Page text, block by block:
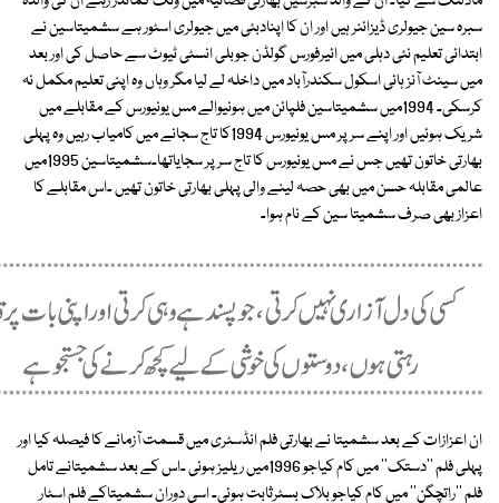
سبرہ سین جیولری ڈیزائنر ہیں اور ان کا اپنادبئی میں جیولری اسٹور ہے سشمیتاسین نے
ابتدائی تعلیم نئی دہلی میں ائیرفورس گولڈن جوبلی انسٹی ٹیوٹ سے حاصل کی اور بعد
میں سینٹ آنز ہائی اسکول سکندرآباد میں داخلہ لے لیا مگر وہاں وہ اپنی تعلیم مکمل نہ
کرسکی۔ 1994میں سشمیتاسین فلپائن میں ہونیوالے مس یونیورس کے مقابلے میں
شریک ہوئیں اور اپنے سر پر مس یونیورس 1994کا تاج سجانے میں کامیاب رہیں وہ پہلی
بھارتی خاتون تھیں جس نے مس یونیورس کا تاج سرپر سجایاتھا۔سشمیتاسین 1995میں
عالمی مقابلہ حسن میں بھی حصہ لینے والی پہلی بھارتی خاتون تھیں ۔اس مقابلے کا
اعزاز بھی صرف سشمیتا سین کے نام ہوا۔
ان اعزازات کے بعد سشمیتا نے بھارتی فلم انڈسٹری میں قسمت آزمانے کا فیصلہ کیا اور
پہلی فلم ''دستک'' میں کام کیاجو 1996میں ریلیز ہوئی ۔اس کے بعد سشمیتانے تامل
فلم ''راتچگن'' میں کام کیاجو بلاک بسٹرثابت ہوئی۔ اسی دوران سشمیتاکے فلم اسٹار